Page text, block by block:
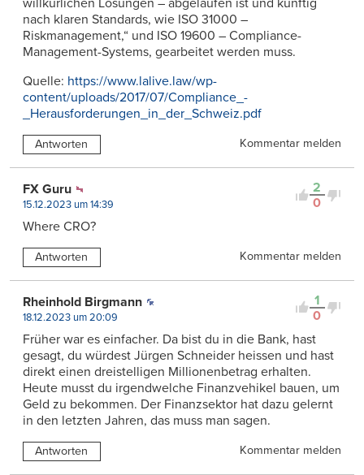
willkürlichen Lösungen – abgelaufen ist und künftig
nach klaren Standards, wie ISO 31000 –
Riskmanagement,“ und ISO 19600 – Compliance-
Management-Systems, gearbeitet werden muss.
Quelle: https://www.lalive.law/wp-
content/uploads/2017/07/Compliance_-
_Herausforderungen_in_der_Schweiz.pdf
Antworten Kommentar melden
2
0
FX Guru
15.12.2023 um 14:39
Where CRO?
Antworten Kommentar melden
1
0
Rheinhold Birgmann
18.12.2023 um 20:09
Früher war es einfacher. Da bist du in die Bank, hast
gesagt, du würdest Jürgen Schneider heissen und hast
direkt einen dreistelligen Millionenbetrag erhalten.
Heute musst du irgendwelche Finanzvehikel bauen, um
Geld zu bekommen. Der Finanzsektor hat dazu gelernt
in den letzten Jahren, das muss man sagen.
Antworten Kommentar melden